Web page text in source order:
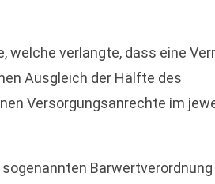
welche verlangte, dass eine
Ausgleich der Hälfte des
Versorgungsanrechte im